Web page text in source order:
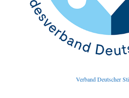
Verband Deutscher